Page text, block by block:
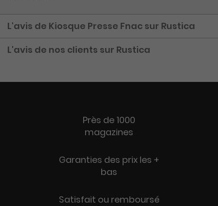
L'avis de Kiosque Presse Fnac sur Rustica
L'avis de nos clients sur Rustica
Près de 1000
magazines
Garanties des prix les +
bas
Satisfait ou remboursé